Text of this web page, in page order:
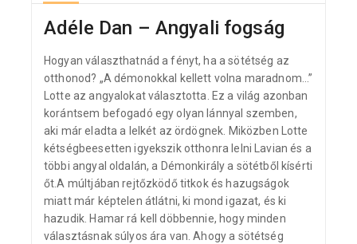
Adéle Dan – Angyali fogság
Hogyan választhatnád a fényt, ha a sötétség az
otthonod? „A démonokkal kellett volna maradnom…”
Lotte az angyalokat választotta. Ez a világ azonban
korántsem befogadó egy olyan lánnyal szemben,
aki már eladta a lelkét az ördögnek. Miközben Lotte
kétségbeesetten igyekszik otthonra lelni Lavian és a
többi angyal oldalán, a Démonkirály a sötétből kísérti
őt.A múltjában rejtőzködő titkok és hazugságok
miatt már képtelen átlátni, ki mond igazat, és ki
hazudik. Hamar rá kell döbbennie, hogy minden
választásnak súlyos ára van. Ahogy a sötétség